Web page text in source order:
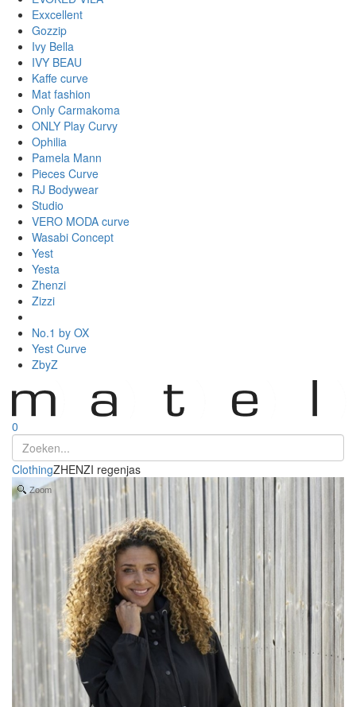
Exxcellent
Gozzip
Ivy Bella
IVY BEAU
Kaffe curve
Mat fashion
Only Carmakoma
ONLY Play Curvy
Ophilia
Pamela Mann
Pieces Curve
RJ Bodywear
Studio
VERO MODA curve
Wasabi Concept
Yest
Yesta
Zhenzi
Zizzi
No.1 by OX
Yest Curve
ZbyZ
0
ClothingZHENZI regenjas
Zoom